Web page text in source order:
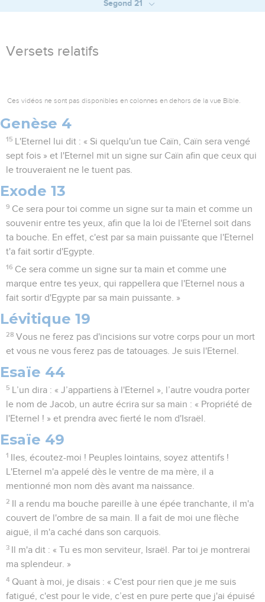
Segond 21
Versets relatifs
Ces vidéos ne sont pas disponibles en colonnes en dehors de la vue Bible.
Genèse 4
15
L'Eternel lui dit : « Si quelqu'un tue Caïn, Caïn sera vengé
sept fois » et l'Eternel mit un signe sur Caïn afin que ceux qui
le trouveraient ne le tuent pas.
Exode 13
9 Ce sera pour toi comme un signe sur ta main et comme un
souvenir entre tes yeux, afin que la loi de l'Eternel soit dans
ta bouche. En effet, c'est par sa main puissante que l'Eternel
t'a fait sortir d'Egypte.
16 Ce sera comme un signe sur ta main et comme une
marque entre tes yeux, qui rappellera que l'Eternel nous a
fait sortir d'Egypte par sa main puissante. »
Lévitique 19
28 Vous ne ferez pas d'incisions sur votre corps pour un mort
et vous ne vous ferez pas de tatouages. Je suis l'Eternel.
Esaïe 44
5
L’un dira : « J’appartiens à l'Eternel », l’autre voudra porter
le nom de Jacob, un autre écrira sur sa main : « Propriété de
l'Eternel ! » et prendra avec fierté le nom d'Israël.
Esaïe 49
1
Iles, écoutez-moi ! Peuples lointains, soyez attentifs !
L'Eternel m'a appelé dès le ventre de ma mère, il a
mentionné mon nom dès avant ma naissance.
2
Il a rendu ma bouche pareille à une épée tranchante, il m'a
couvert de l'ombre de sa main. Il a fait de moi une flèche
aiguë, il m'a caché dans son carquois.
3
Il m'a dit : « Tu es mon serviteur, Israël. Par toi je montrerai
ma splendeur. »
4 Quant à moi, je disais : « C'est pour rien que je me suis
fatigué, c'est pour le vide, c’est en pure perte que j'ai épuisé